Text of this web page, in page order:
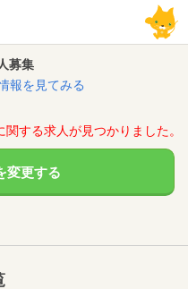
募集
報を見てみる
する求人が見つかりました。
変更する